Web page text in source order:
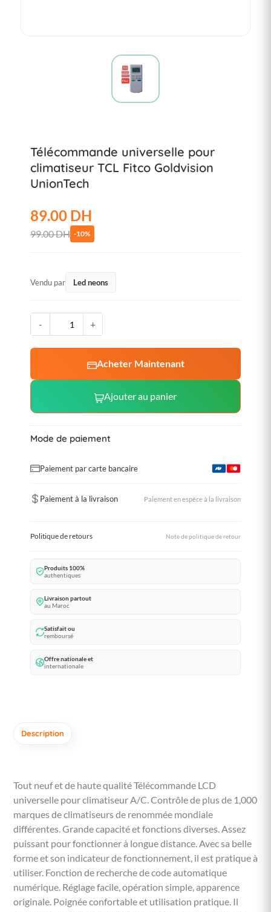
Télécommande universelle pour
climatiseur TCL Fitco Goldvision
UnionTech
89.00 DH
99.00 DH -10%
Vendu par Led neons
- +
Acheter Maintenant
Ajouter au panier
Mode de paiement
Paiement par carte bancaire
Paiement à la livraison Paiement en espèce à la livraison
Politique de retours Note de politique de retour
Produits 100%
authentiques
Livraison partout
au Maroc
Satisfait ou
remboursé
Offre nationale et
internationale
Description
Tout neuf et de haute qualité Télécommande LCD
universelle pour climatiseur A/C. Contrôle de plus de 1,000
marques de climatiseurs de renommée mondiale
différentes. Grande capacité et fonctions diverses. Assez
puissant pour fonctionner à longue distance. Avec sa belle
forme et son indicateur de fonctionnement, il est pratique à
utiliser. Fonction de recherche de code automatique
numérique. Réglage facile, opération simple, apparence
originale. Poignée confortable et utilisation pratique. Il